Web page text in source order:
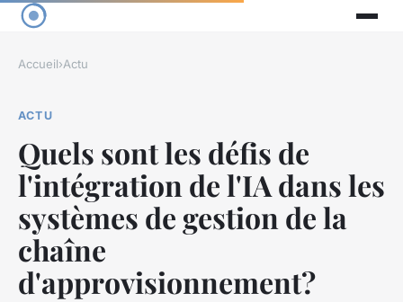
Accueil›Actu
ACTU
Quels sont les défis de
l'intégration de l'IA dans les
systèmes de gestion de la
chaîne
d'approvisionnement?